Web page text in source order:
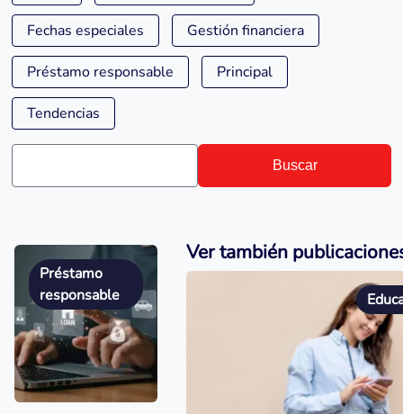
Fechas especiales Gestión financiera
Préstamo responsable Principal
Tendencias
Buscar
Préstamo
responsable
Ver también